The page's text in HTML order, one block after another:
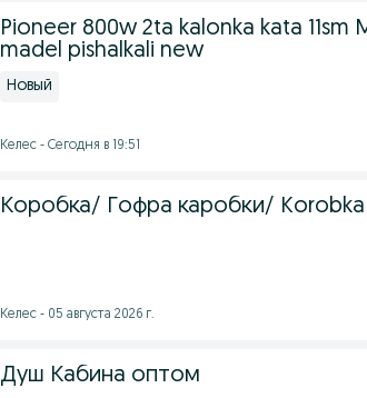
Pioneer 800w 2ta kalonka kata 11sm
madel pishalkali new
Новый
Келес - Сегодня в 19:51
Коробка/ Гофра каробки/ Korobka
Келес - 05 августа 2026 г.
Душ Кабина оптом